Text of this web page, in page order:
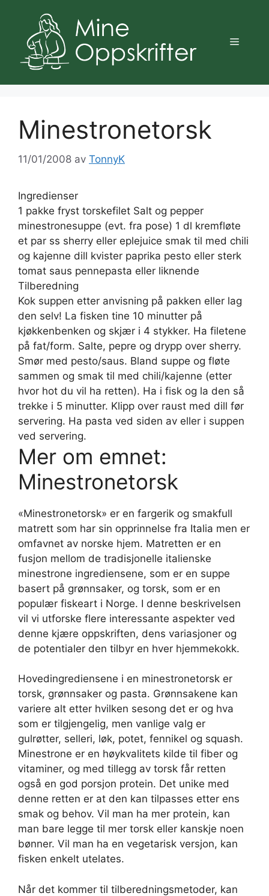
innhold
Meny
Minestronetorsk
11/01/2008 av TonnyK
Ingredienser
1 pakke fryst torskefilet Salt og pepper
minestronesuppe (evt. fra pose) 1 dl kremfløte
et par ss sherry eller eplejuice smak til med chili
og kajenne dill kvister paprika pesto eller sterk
tomat saus pennepasta eller liknende
Tilberedning
Kok suppen etter anvisning på pakken eller lag
den selv! La fisken tine 10 minutter på
kjøkkenbenken og skjær i 4 stykker. Ha filetene
på fat/form. Salte, pepre og drypp over sherry.
Smør med pesto/saus. Bland suppe og fløte
sammen og smak til med chili/kajenne (etter
hvor hot du vil ha retten). Ha i fisk og la den så
trekke i 5 minutter. Klipp over raust med dill før
servering. Ha pasta ved siden av eller i suppen
ved servering.
Mer om emnet:
Minestronetorsk
«Minestronetorsk» er en fargerik og smakfull
matrett som har sin opprinnelse fra Italia men er
omfavnet av norske hjem. Matretten er en
fusjon mellom de tradisjonelle italienske
minestrone ingrediensene, som er en suppe
basert på grønnsaker, og torsk, som er en
populær fiskeart i Norge. I denne beskrivelsen
vil vi utforske flere interessante aspekter ved
denne kjære oppskriften, dens variasjoner og
de potentialer den tilbyr en hver hjemmekokk.
Hovedingrediensene i en minestronetorsk er
torsk, grønnsaker og pasta. Grønnsakene kan
variere alt etter hvilken sesong det er og hva
som er tilgjengelig, men vanlige valg er
gulrøtter, selleri, løk, potet, fennikel og squash.
Minestrone er en høykvalitets kilde til fiber og
vitaminer, og med tillegg av torsk får retten
også en god porsjon protein. Det unike med
denne retten er at den kan tilpasses etter ens
smak og behov. Vil man ha mer protein, kan
man bare legge til mer torsk eller kanskje noen
bønner. Vil man ha en vegetarisk versjon, kan
fisken enkelt utelates.
Når det kommer til tilberedningsmetoder, kan